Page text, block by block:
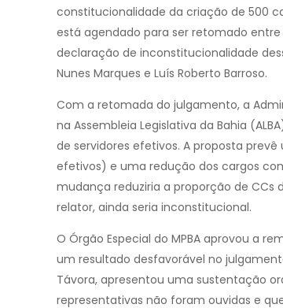
constitucionalidade da criação de 500
está agendado para ser retomado
declaração de inconstitucionalidade
Nunes Marques e Luís Roberto Barroso.
Com a retomada do julgamento, a
na Assembleia Legislativa da Bahia
de servidores efetivos. A proposta prevê
efetivos) e uma redução dos cargos
mudança reduziria a proporção de CCs
relator, ainda seria inconstitucional.
O Órgão Especial do MPBA aprovou a
um resultado desfavorável no julgamento
Távora, apresentou uma sustentação
representativas não foram ouvidas e